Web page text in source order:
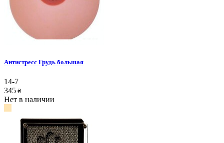
Антистресс Грудь большая
14-7
345 ₴
Нет в наличии